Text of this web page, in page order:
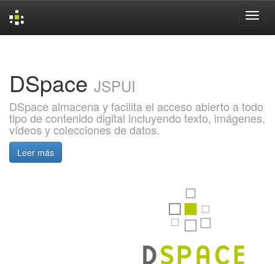
DSpace JSPUI
DSpace almacena y facilita el acceso abierto a todo
tipo de contenido digital incluyendo texto, imágenes,
vídeos y colecciones de datos.
Leer más